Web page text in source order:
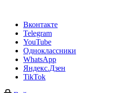
Вконтакте
Telegram
YouTube
Одноклассники
WhatsApp
Яндекс.Дзен
TikTok